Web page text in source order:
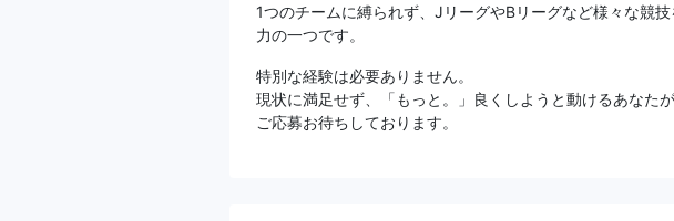
1つのチームに縛られず、JリーグやBリーグなど様々な競
力の一つです。
特別な経験は必要ありません。
現状に満足せず、「もっと。」良くしようと動けるあなた
ご応募お待ちしております。